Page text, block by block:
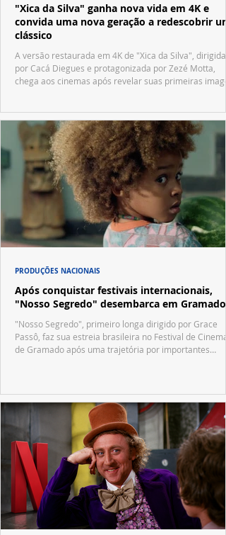
"Xica da Silva" ganha nova vida em 4K e
convida uma nova geração a redescobrir um
clássico
A versão restaurada em 4K de "Xica da Silva", dirigida
por Cacá Diegues e protagonizada por Zezé Motta,
chega aos cinemas após revelar suas primeiras
Após conquistar festivais internacionais,
"Nosso Segredo" desembarca em Gramado
"Nosso Segredo", primeiro longa dirigido por Grace
Passô, faz sua estreia brasileira no Festival de Cinema
de Gramado após uma trajetória por importantes
PRODUÇÕES NACIONAIS